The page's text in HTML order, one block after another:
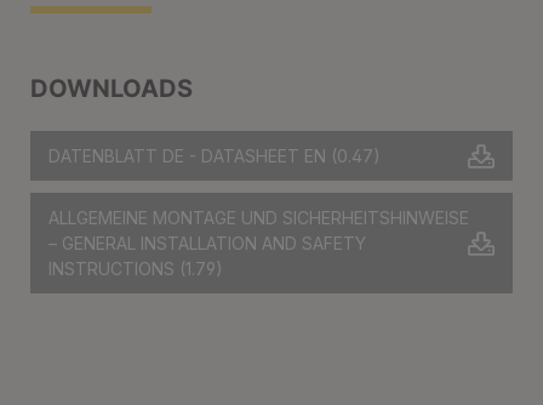
DOWNLOADS
DATENBLATT DE - DATASHEET EN (0.47)
ALLGEMEINE MONTAGE UND SICHERHEITSHINWEISE
– GENERAL INSTALLATION AND SAFETY
INSTRUCTIONS (1.79)